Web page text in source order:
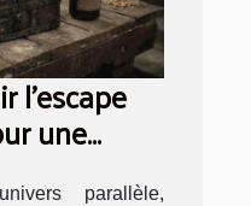
l’escape
une
parallèle,